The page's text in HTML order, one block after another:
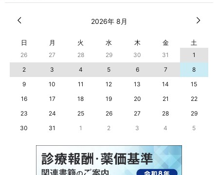
2026年 8月
日 月 火 水 木 金 土
26 27 28 29 30 31
1
2
3 4 5 6 7
8
9
10 11 12 13 14
15
16
17 18 19 20 21
22
23
24 25 26 27 28
29
30
31 1 2 3 4 5